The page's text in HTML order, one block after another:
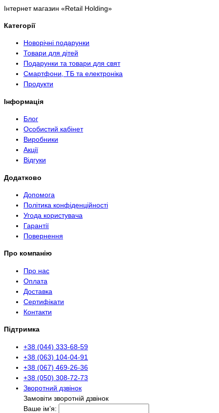
Інтернет магазин «Retail Holding»
Категорії
Новорічні подарунки
Товари для дітей
Подарунки та товари для свят
Смартфони, ТБ та електроніка
Продукти
Інформація
Блог
Особистий кабінет
Виробники
Акції
Відгуки
Додатково
Допомога
Політика конфіденційності
Угода користувача
Гарантії
Повернення
Про компанію
Про нас
Оплата
Доставка
Сертифікати
Контакти
Підтримка
+38 (044) 333-68-59
+38 (063) 104-04-91
+38 (067) 469-26-36
+38 (050) 308-72-73
Зворотний дзвінок
Замовіти зворотній дзвінок
Ваше ім’я: